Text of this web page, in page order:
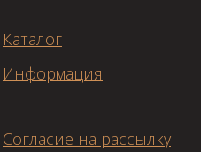
Каталог
Информация
Согласие на рассылку